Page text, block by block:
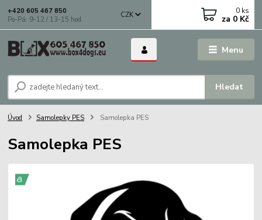
Menu
CZK
Hledat
+420 605 467 850
Po-Pá: 9-12 / 13-15 hod.
0 ks
za 0 Kč
Úvod Samolepky PES Samolepka PES
Samolepka PES